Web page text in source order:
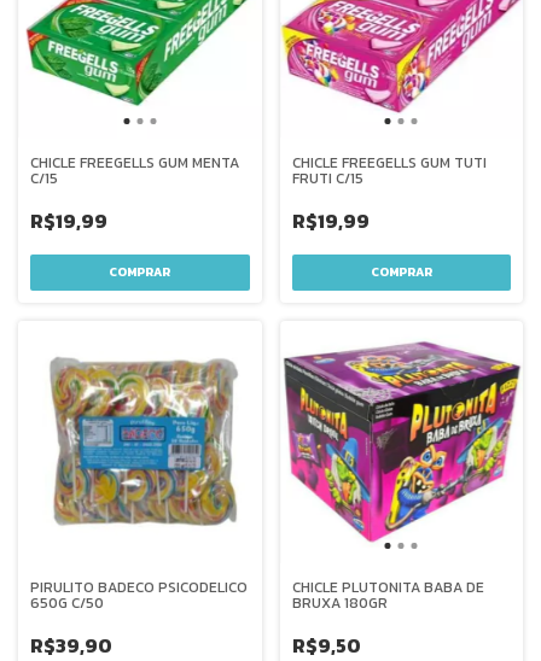
CHICLE FREEGELLS GUM MENTA
C/15
R$19,99
CHICLE FREEGELLS GUM TUTI
FRUTI C/15
R$19,99
PIRULITO BADECO PSICODELICO
650G C/50
R$39,90
CHICLE PLUTONITA BABA DE
BRUXA 180GR
R$9,50